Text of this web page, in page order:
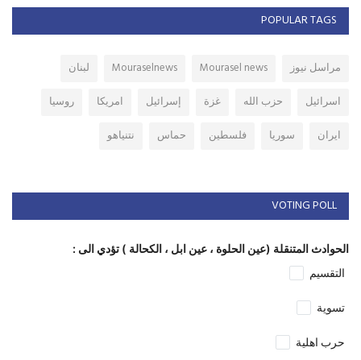
POPULAR TAGS
مراسل نيوز Mourasel news
Mouraselnews
لبنان
اسرائيل
حزب الله غزة إسرائيل امريكا
روسيا
ايران
سوريا فلسطين حماس نتنياهو
VOTING POLL
الحوادث المتنقلة (عين الحلوة ، عين ابل ، الكحالة ) تؤدي الى :
التقسيم
تسوية
حرب اهلية